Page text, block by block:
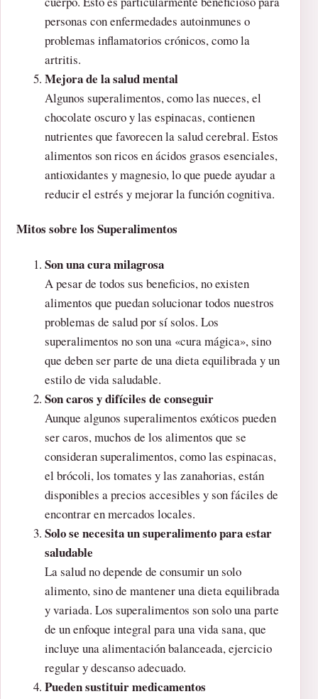
personas con enfermedades autoinmunes o
problemas inflamatorios crónicos, como la
artritis.
Mejora de la salud mental
Algunos superalimentos, como las nueces, el
chocolate oscuro y las espinacas, contienen
nutrientes que favorecen la salud cerebral. Estos
alimentos son ricos en ácidos grasos esenciales,
antioxidantes y magnesio, lo que puede ayudar a
reducir el estrés y mejorar la función cognitiva.
Mitos sobre los Superalimentos
Son una cura milagrosa
A pesar de todos sus beneficios, no existen
alimentos que puedan solucionar todos nuestros
problemas de salud por sí solos. Los
superalimentos no son una «cura mágica», sino
que deben ser parte de una dieta equilibrada y un
estilo de vida saludable.
Son caros y difíciles de conseguir
Aunque algunos superalimentos exóticos pueden
ser caros, muchos de los alimentos que se
consideran superalimentos, como las espinacas,
el brócoli, los tomates y las zanahorias, están
disponibles a precios accesibles y son fáciles de
encontrar en mercados locales.
Solo se necesita un superalimento para estar
saludable
La salud no depende de consumir un solo
alimento, sino de mantener una dieta equilibrada
y variada. Los superalimentos son solo una parte
de un enfoque integral para una vida sana, que
incluye una alimentación balanceada, ejercicio
regular y descanso adecuado.
Pueden sustituir medicamentos